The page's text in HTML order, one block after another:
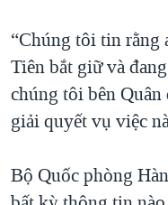
“Chúng tôi tin rằng
Tiên bắt giữ và
chúng tôi bên
giải quyết vụ việc
Bộ Quốc phòng